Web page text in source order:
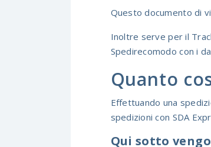
Questo documento di
Inoltre serve per il
Spedirecomodo con i
Quanto
Effettuando una
spedizioni con SDA
Qui sotto